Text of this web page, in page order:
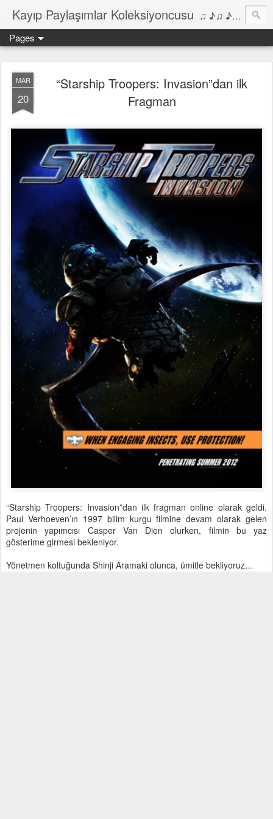
Kayıp Paylaşımlar Koleksiyoncusu ♫ ♪♫ ♪ ♫ ♪♫ ♪•♫♪ 2006'dan bu yana Film, Dizi, Müzik ve Kitaplar üzerine Yazılar Diyarı...
Pages
MAR
20
“Starship Troopers: Invasion”dan ilk
Fragman
“Starship Troopers: Invasion”dan ilk fragman online olarak geldi.
Paul Verhoeven’ın 1997 bilim kurgu filmine devam olarak gelen
projenin yapımcısı Casper Van Dien olurken, filmin bu yaz
gösterime girmesi bekleniyor.
Yönetmen koltuğunda Shinji Aramaki olunca, ümitle bekliyoruz…